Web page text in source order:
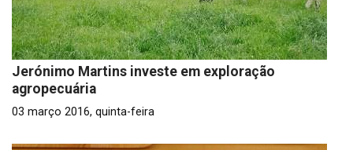
Jerónimo Martins investe em exploração
agropecuária
03 março 2016, quinta-feira